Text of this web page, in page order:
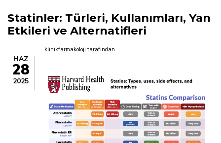
Statinler: Türleri, Kullanımları, Yan
Etkileri ve Alternatifleri
HAZ
28
2025
klinikfarmakoloji tarafından